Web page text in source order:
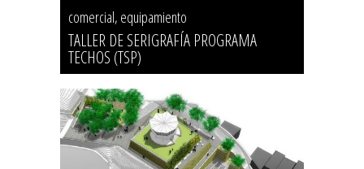
comercial, equipamiento
TALLER DE SERIGRAFÍA PROGRAMA
TECHOS (TSP)